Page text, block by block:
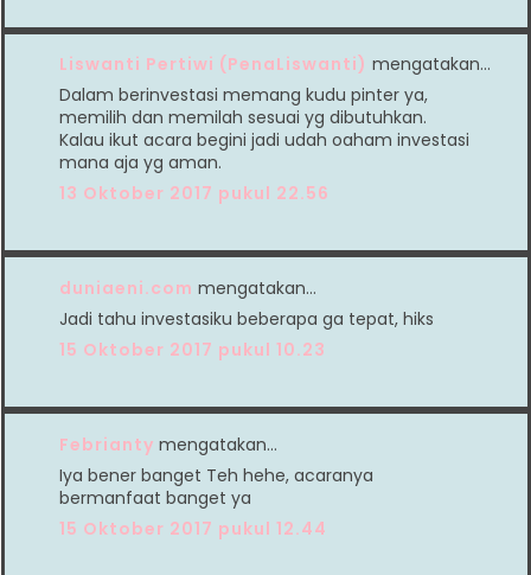
Liswanti Pertiwi (PenaLiswanti) mengatakan…
Dalam berinvestasi memang kudu pinter ya,
memilih dan memilah sesuai yg dibutuhkan.
Kalau ikut acara begini jadi udah oaham investasi
mana aja yg aman.
13 Oktober 2017 pukul 22.56
duniaeni.com mengatakan…
Jadi tahu investasiku beberapa ga tepat, hiks
15 Oktober 2017 pukul 10.23
Febrianty mengatakan…
Iya bener banget Teh hehe, acaranya
bermanfaat banget ya
15 Oktober 2017 pukul 12.44